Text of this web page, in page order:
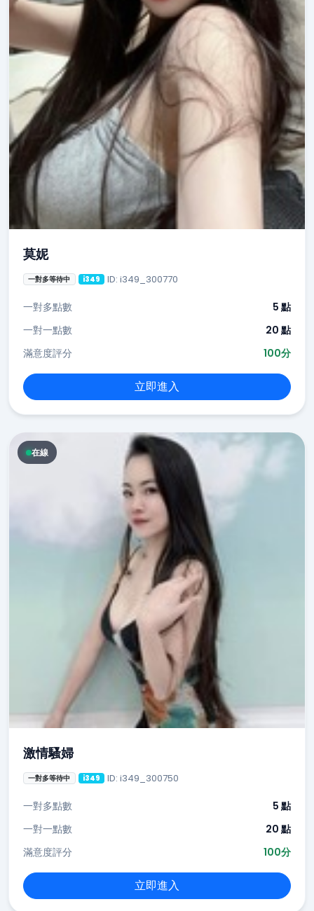
莫妮
一對多等待中 i349 ID: i349_300770
一對多點數
5 點
一對一點數
20 點
滿意度評分
100分
立即進入
在線
激情騷婦
一對多等待中 i349 ID: i349_300750
一對多點數
5 點
一對一點數
20 點
滿意度評分
100分
立即進入